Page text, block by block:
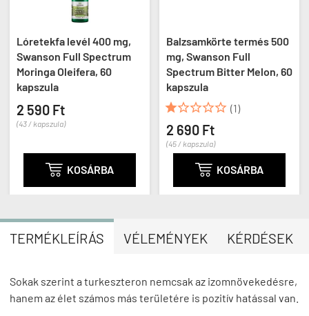
Lóretekfa levél 400 mg,
Swanson Full Spectrum
Moringa Oleifera, 60
kapszula
2 590 Ft
(43 / kapszula)
 KOSÁRBA
Balzsamkörte termés 500
mg, Swanson Full
Spectrum Bitter Melon, 60
kapszula
 (1)
2 690 Ft
(45 / kapszula)
 KOSÁRBA
TERMÉKLEÍRÁS VÉLEMÉNYEK KÉRDÉSEK
Sokak szerint a turkeszteron nemcsak az izomnövekedésre,
hanem az élet számos más területére is pozitív hatással van.